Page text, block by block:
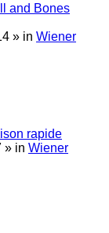
and Bones
» in Wiener
rapide
» in Wiener